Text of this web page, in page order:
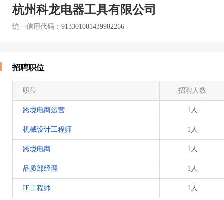
杭州科龙电器工具有限公司
统一信用代码： 913301001439982266
招聘职位
职位 招聘人数
跨境电商运营 1人
机械设计工程师 1人
跨境电商 1人
品质部经理 1人
IE工程师 1人